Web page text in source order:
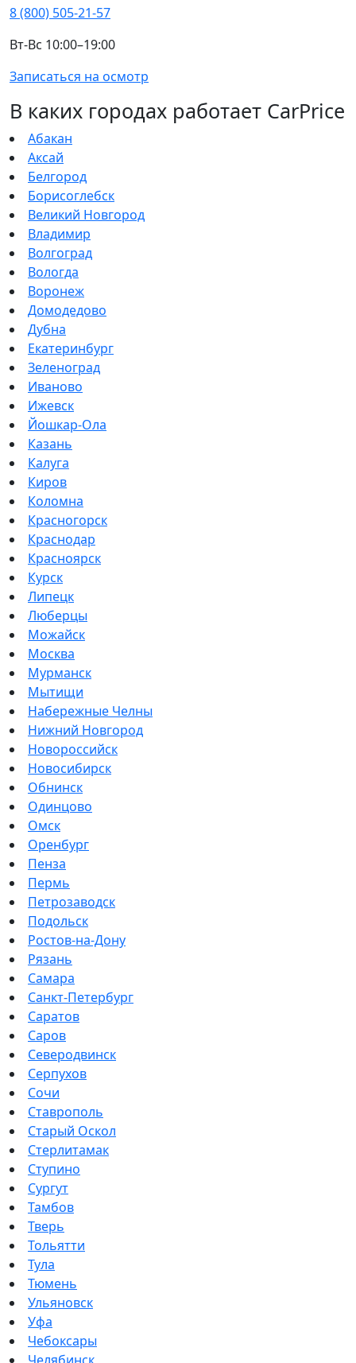
8 (800) 505-21-57
Вт-Вс 10:00–19:00
Записаться на осмотр
В каких городах работает CarPrice
Абакан
Аксай
Белгород
Борисоглебск
Великий Новгород
Владимир
Волгоград
Вологда
Воронеж
Домодедово
Дубна
Екатеринбург
Зеленоград
Иваново
Ижевск
Йошкар-Ола
Казань
Калуга
Киров
Коломна
Красногорск
Краснодар
Красноярск
Курск
Липецк
Люберцы
Можайск
Москва
Мурманск
Мытищи
Набережные Челны
Нижний Новгород
Новороссийск
Новосибирск
Обнинск
Одинцово
Омск
Оренбург
Пенза
Пермь
Петрозаводск
Подольск
Ростов-на-Дону
Рязань
Самара
Санкт-Петербург
Саратов
Саров
Северодвинск
Серпухов
Сочи
Ставрополь
Старый Оскол
Стерлитамак
Ступино
Сургут
Тамбов
Тверь
Тольятти
Тула
Тюмень
Ульяновск
Уфа
Чебоксары